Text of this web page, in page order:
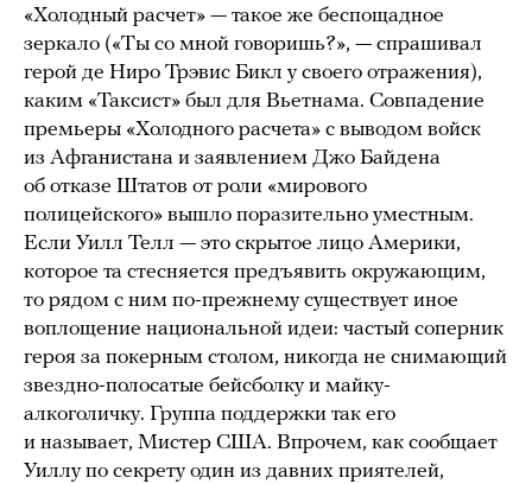
«Холодный расчет» — такое же беспощадное
зеркало («Ты со мной говоришь?», — спрашивал
герой де Ниро Трэвис Бикл у своего отражения),
каким «Таксист» был для Вьетнама. Совпадение
премьеры «Холодного расчета» с выводом войск
из Афганистана и заявлением Джо Байдена
об отказе Штатов от роли «мирового
полицейского» вышло поразительно уместным.
Если Уилл Телл — это скрытое лицо Америки,
которое та стесняется предъявить окружающим,
то рядом с ним по-прежнему существует иное
воплощение национальной идеи: частый соперник
героя за покерным столом, никогда не снимающий
звездно-полосатые бейсболку и майку-
алкоголичку. Группа поддержки так его
и называет, Мистер США. Впрочем, как сообщает
Уиллу по секрету один из давних приятелей,